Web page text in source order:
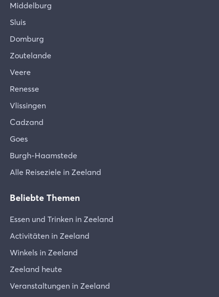
Middelburg
Sluis
Domburg
Zoutelande
Veere
Renesse
Vlissingen
Cadzand
Goes
Burgh-Haamstede
Alle Reiseziele in Zeeland
Beliebte Themen
Essen und Trinken in Zeeland
Activitäten in Zeeland
Winkels in Zeeland
Zeeland heute
Veranstaltungen in Zeeland